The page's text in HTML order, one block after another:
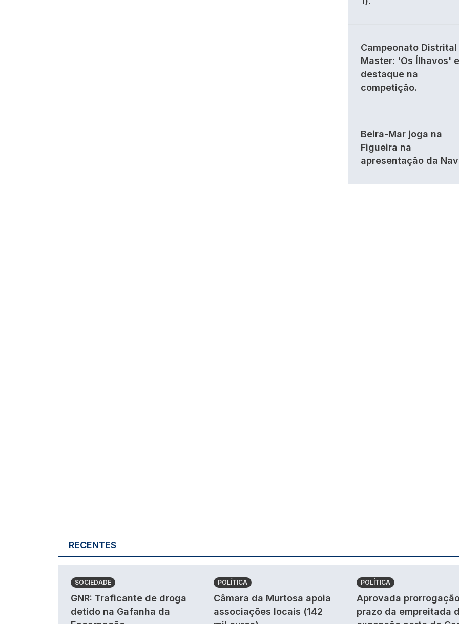
Campeonato Distrital
Master: 'Os Ílhavos'
destaque na
competição.
Beira-Mar joga na
Figueira na
apresentação da
RECENTES
SOCIEDADE
GNR: Traficante de droga
detido na Gafanha da
POLÍTICA
Câmara da Murtosa apoia
associações locais (142
POLÍTICA
Aprovada
prazo da empreitada